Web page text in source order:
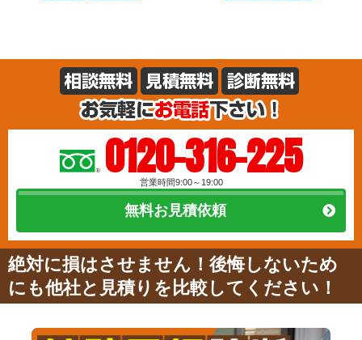
0120-316-225
営業時間9:00～19:00
無料お見積依頼
絶対に損はさせません！後悔しないため
にも他社と見積りを比較してください！